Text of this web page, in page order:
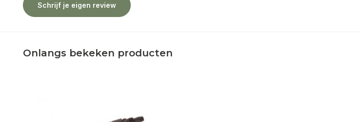
Schrijf je eigen review
Onlangs bekeken producten